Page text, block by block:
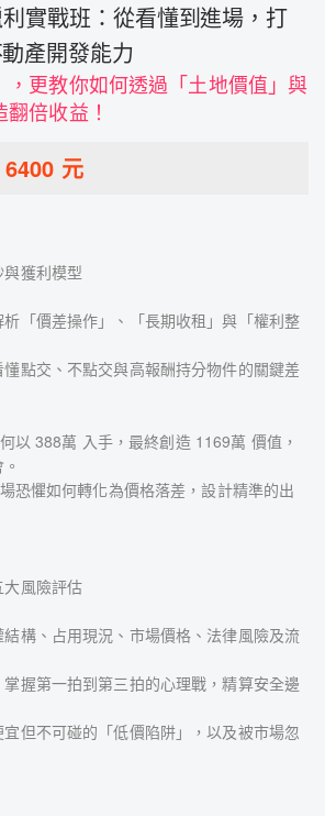
實戰班：從看懂到進場，打
產開發能力
，更教你如何透過「土地價值」與
翻倍收益！
6400 元
獲利模型
「價差操作」、「長期收租」與「權利整
點交、不點交與高報酬持分物件的關鍵差
以 388萬 入手，最終創造 1169萬 價值，
恐懼如何轉化為價格落差，設計精準的出
風險評估
構、占用現況、市場價格、法律風險及流
握第一拍到第三拍的心理戰，精算安全邊
但不可碰的「低價陷阱」，以及被市場忽